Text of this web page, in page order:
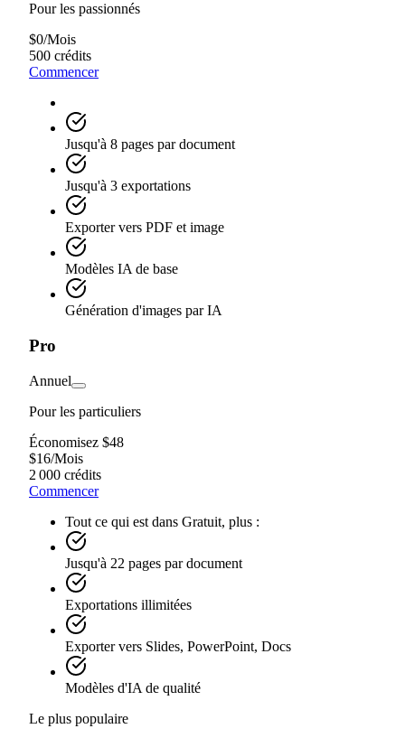
Pour les passionnés
$0/Mois
500 crédits
Commencer
Jusqu'à 8 pages par document
Jusqu'à 3 exportations
Exporter vers PDF et image
Modèles IA de base
Génération d'images par IA
Pro
Annuel
Pour les particuliers
Économisez $48
$16/Mois
2 000 crédits
Commencer
Tout ce qui est dans Gratuit, plus :
Jusqu'à 22 pages par document
Exportations illimitées
Exporter vers Slides, PowerPoint, Docs
Modèles d'IA de qualité
Le plus populaire